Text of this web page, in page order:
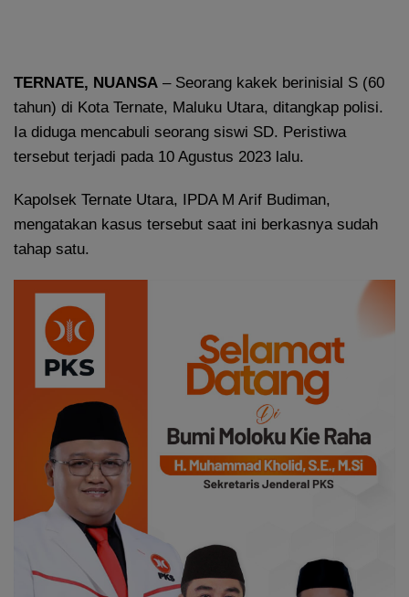
TERNATE, NUANSA – Seorang kakek berinisial S (60
tahun) di Kota Ternate, Maluku Utara, ditangkap polisi.
Ia diduga mencabuli seorang siswi SD. Peristiwa
tersebut terjadi pada 10 Agustus 2023 lalu.
Kapolsek Ternate Utara, IPDA M Arif Budiman,
mengatakan kasus tersebut saat ini berkasnya sudah
tahap satu.